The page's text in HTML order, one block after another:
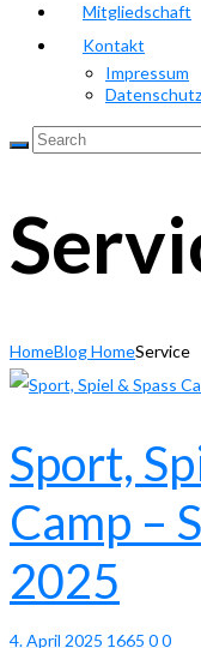
Mitgliedschaft
Kontakt
Impressum
HomeBlog HomeService
Sport,
Camp –
2025
4. April 2025 1665 00